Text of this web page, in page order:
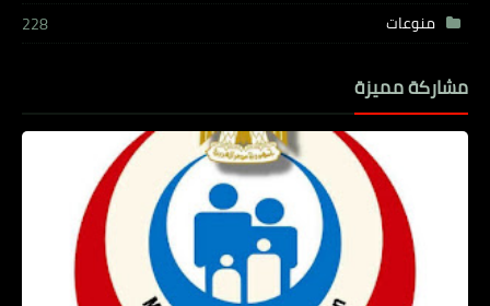
منوعات
228
مشاركة مميزة